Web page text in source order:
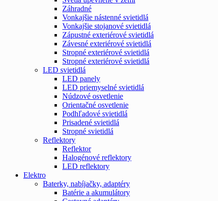
Záhradné
Vonkajšie nástenné svietidlá
Vonkajšie stojanové svietidlá
Zápustné exteriérové svietidlá
Závesné exteriérové svietidlá
Stropné exteriérové svietidlá
Stropné exteriérové svietidlá
LED svietidlá
LED panely
LED priemyselné svietidlá
Núdzové osvetlenie
Orientačné osvetlenie
Podhľadové svietidlá
Prisadené svietidlá
Stropné svietidlá
Reflektory
Reflektor
Halogénové reflektory
LED reflektory
Elektro
Baterky, nabíjačky, adaptéry
Batérie a akumulátory